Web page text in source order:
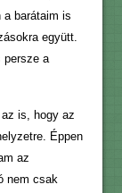
a barátaim is
együtt.
persze a
is, hogy az
Éppen
az
nem csak